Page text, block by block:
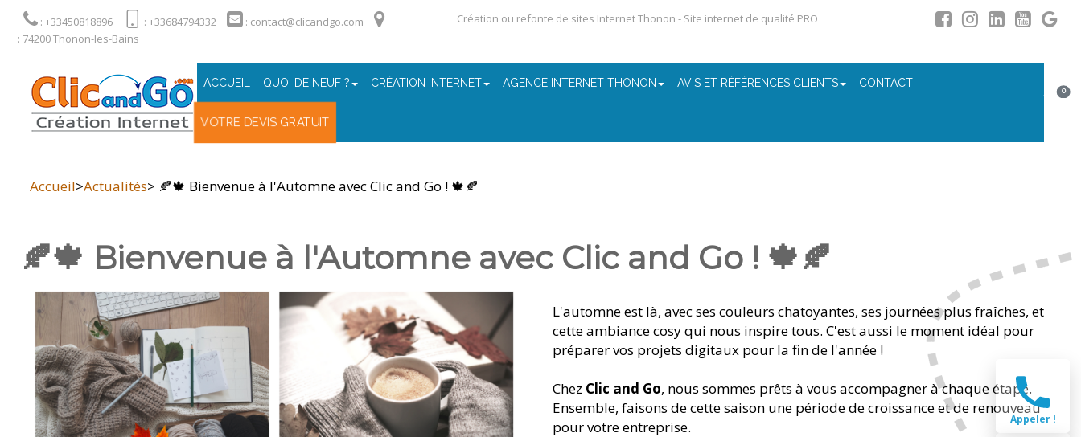
: +33450818896 : +33684794332
: contact@clicandgo.com
: 74200 Thonon-les-Bains
Création ou refonte de sites Internet Thonon - Site internet de qualité PRO
ACCUEIL QUOI DE NEUF ? CRÉATION INTERNET AGENCE INTERNET THONON AVIS ET RÉFÉRENCES CLIENTS CONTACT
VOTRE DEVIS GRATUIT
0
Accueil>Actualités> 🍂🍁 Bienvenue à l'Automne avec Clic and Go ! 🍁🍂
🍂🍁 Bienvenue à l'Automne avec Clic and Go ! 🍁🍂
L'automne est là, avec ses couleurs chatoyantes, ses journées plus fraîches, et
cette ambiance cosy qui nous inspire tous. C'est aussi le moment idéal pour
préparer vos projets digitaux pour la fin de l'année !
Chez Clic and Go, nous sommes prêts à vous accompagner à chaque étape.
Ensemble, faisons de cette saison une période de croissance et de renouveau
pour votre entreprise.
Appeler !